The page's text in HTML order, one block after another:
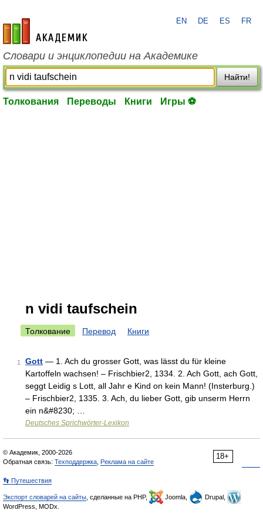
academic.ru
EN DE ES FR
Словари и энциклопедии на Академике
Найти!
Толкования Переводы Книги Игры ⚽
n vidi taufschein
Толкование Перевод Книги
1 Gott — 1. Ach du grosser Gott, was lässt du für kleine
Kartoffeln wachsen! – Frischbier2, 1334. 2. Ach Gott, ach Gott,
seggt Leidig s Lott, all Jahr e Kind on kein Mann! (Insterburg.)
– Frischbier2, 1335. 3. Ach, du lieber Gott, gib unserm Herrn
ein n&#8230; …
Deutsches Sprichwörter-Lexikon
18+
© Академик, 2000-2026
Обратная связь: Техподдержка Реклама на сайте
👣 Путешествия
Экспорт словарей на сайты , сделанные на PHP, Joomla,
Drupal,
WordPress, MODx.